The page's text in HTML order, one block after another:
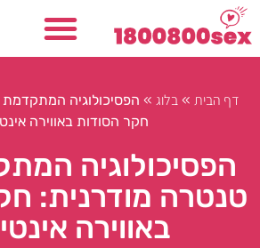
דף הבית »בלוג » הפסיכולוגיה
חקר הסודות באווירה
הפסיכולוגיה
טנטרה מודרנית:
באווירה